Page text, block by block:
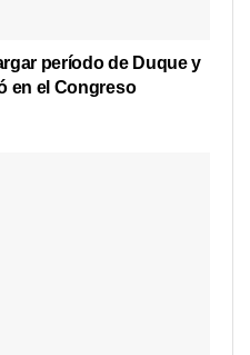
período de Duque y
en el Congreso